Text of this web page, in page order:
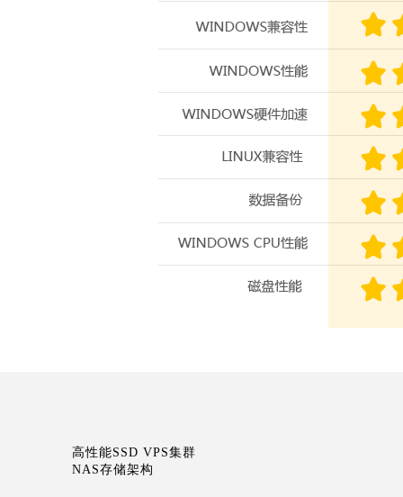
高性能SSD VPS集群
NAS存储架构